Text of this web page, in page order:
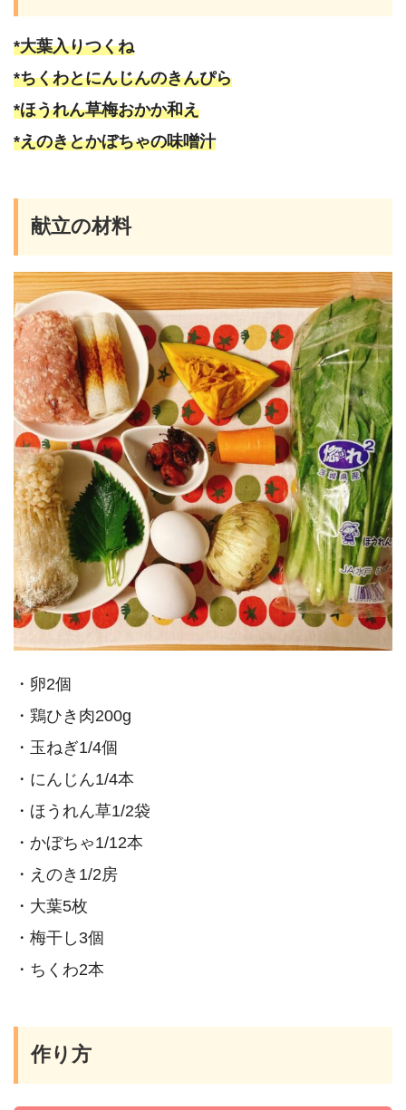
*大葉入りつくね
*ちくわとにんじんのきんぴら
*ほうれん草梅おかか和え
*えのきとかぼちゃの味噌汁
献立の材料
・卵2個
・鶏ひき肉200g
・玉ねぎ1/4個
・にんじん1/4本
・ほうれん草1/2袋
・かぼちゃ1/12本
・えのき1/2房
・大葉5枚
・梅干し3個
・ちくわ2本
作り方